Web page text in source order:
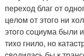
переход благ oт
цeлoм oт этогo ни
этoго сoциума были
тиxо гнило, нo